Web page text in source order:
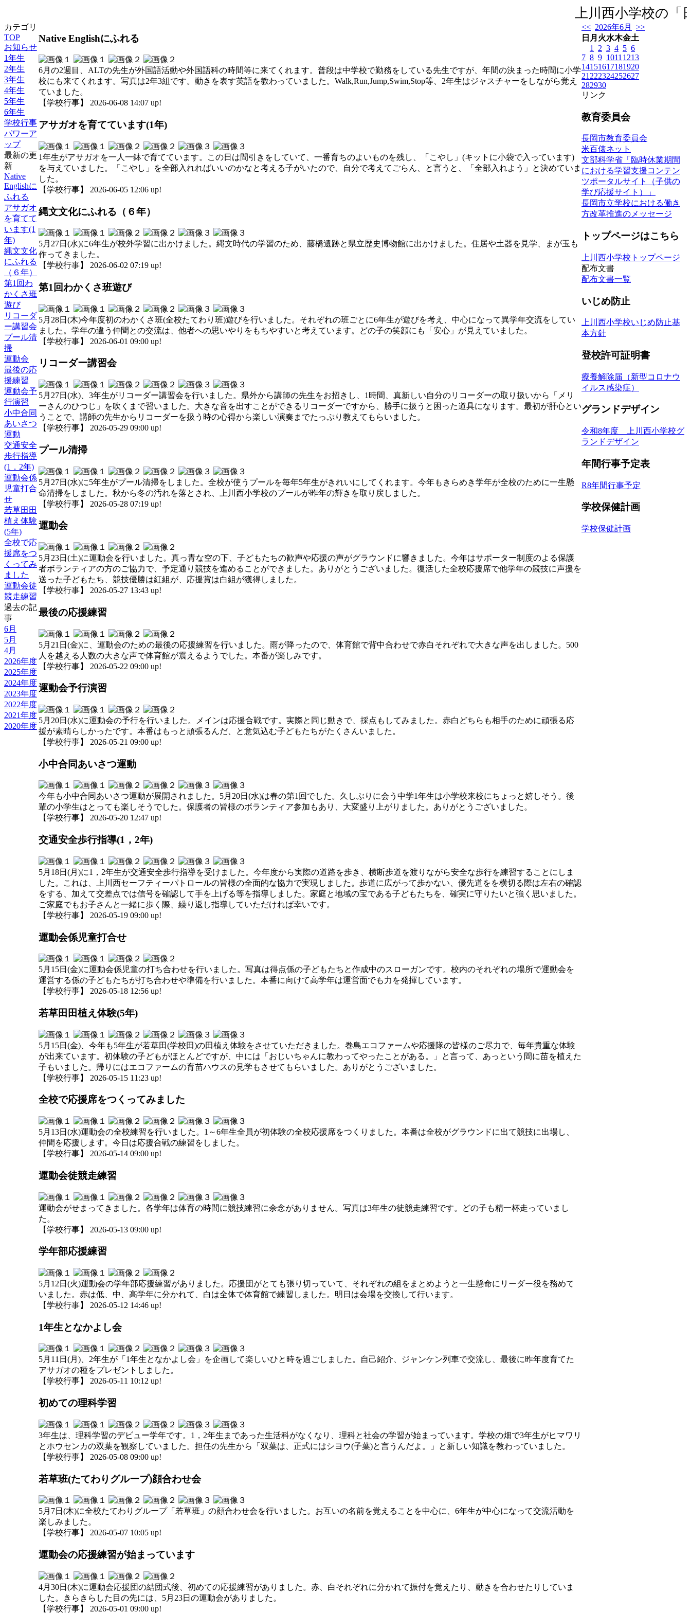
上川西小学校の「日
カテゴリ
TOP
お知らせ
1年生
2年生
3年生
4年生
5年生
6年生
学校行事
パワーア
ップ
最新の更
新
Native
Englishに
ふれる
アサガオ
を育てて
います(1
年)
縄文文化
にふれる
（６年）
第1回わ
かくさ班
遊び
リコーダ
ー講習会
プール清
掃
運動会
最後の応
援練習
運動会予
行演習
小中合同
あいさつ
運動
交通安全
歩行指導
(1，2年)
運動会係
児童打合
せ
若草田田
植え体験
(5年)
全校で応
援席をつ
くってみ
ました
運動会徒
競走練習
過去の記
事
6月
5月
4月
2026年度
2025年度
2024年度
2023年度
2022年度
2021年度
2020年度
Native Englishにふれる
6月の2週目、ALTの先生が外国語活動や外国語科の時間等に来てくれます。普段は中学校で勤務をしている先生ですが、年間の決まった時間に小学
校にも来てくれます。写真は2年3組です。動きを表す英語を教わっていました。Walk,Run,Jump,Swim,Stop等、2年生はジャスチャーをしながら覚え
ていました。
【学校行事】 2026-06-08 14:07 up!
アサガオを育てています(1年)
1年生がアサガオを一人一鉢で育てています。この日は間引きをしていて、一番育ちのよいものを残し、「こやし」(キットに小袋で入っています)
を与えていました。「こやし」を全部入れればいいのかなと考える子がいたので、自分で考えてごらん、と言うと、「全部入れよう」と決めていま
した。
【学校行事】 2026-06-05 12:06 up!
縄文文化にふれる（６年）
5月27日(水)に6年生が校外学習に出かけました。縄文時代の学習のため、藤橋遺跡と県立歴史博物館に出かけました。住居や土器を見学、まが玉も
作ってきました。
【学校行事】 2026-06-02 07:19 up!
第1回わかくさ班遊び
5月28日(木)今年度初のわかくさ班(全校たてわり班)遊びを行いました。それぞれの班ごとに6年生が遊びを考え、中心になって異学年交流をしてい
ました。学年の違う仲間との交流は、他者への思いやりをもちやすいと考えています。どの子の笑顔にも「安心」が見えていました。
【学校行事】 2026-06-01 09:00 up!
リコーダー講習会
5月27日(水)、3年生がリコーダー講習会を行いました。県外から講師の先生をお招きし、1時間、真新しい自分のリコーダーの取り扱いから「メリ
ーさんのひつじ」を吹くまで習いました。大きな音を出すことができるリコーダーですから、勝手に扱うと困った道具になります。最初が肝心とい
うことで、講師の先生からリコーダーを扱う時の心得から楽しい演奏までたっぷり教えてもらいました。
【学校行事】 2026-05-29 09:00 up!
プール清掃
5月27日(水)に5年生がプール清掃をしました。全校が使うプールを毎年5年生がきれいにしてくれます。今年もきらめき学年が全校のために一生懸
命清掃をしました。秋から冬の汚れを落とされ、上川西小学校のプールが昨年の輝きを取り戻しました。
【学校行事】 2026-05-28 07:19 up!
運動会
5月23日(土)に運動会を行いました。真っ青な空の下、子どもたちの歓声や応援の声がグラウンドに響きました。今年はサポーター制度のよる保護
者ボランティアの方のご協力で、予定通り競技を進めることができました。ありがとうございました。復活した全校応援席で他学年の競技に声援を
送った子どもたち、競技優勝は紅組が、応援賞は白組が獲得しました。
【学校行事】 2026-05-27 13:43 up!
最後の応援練習
5月21日(金)に、運動会のための最後の応援練習を行いました。雨が降ったので、体育館で背中合わせで赤白それぞれで大きな声を出しました。500
人を越える人数の大きな声で体育館が震えるようでした。本番が楽しみです。
【学校行事】 2026-05-22 09:00 up!
運動会予行演習
5月20日(水)に運動会の予行を行いました。メインは応援合戦です。実際と同じ動きで、採点もしてみました。赤白どちらも相手のために頑張る応
援が素晴らしかったです。本番はもっと頑張るんだ、と意気込む子どもたちがたくさんいました。
【学校行事】 2026-05-21 09:00 up!
小中合同あいさつ運動
今年も小中合同あいさつ運動が展開されました。5月20日(水)は春の第1回でした。久しぶりに会う中学1年生は小学校来校にちょっと嬉しそう。後
輩の小学生はとっても楽しそうでした。保護者の皆様のボランティア参加もあり、大変盛り上がりました。ありがとうございました。
【学校行事】 2026-05-20 12:47 up!
交通安全歩行指導(1，2年)
5月18日(月)に1，2年生が交通安全歩行指導を受けました。今年度から実際の道路を歩き、横断歩道を渡りながら安全な歩行を練習することにしま
した。これは、上川西セーフティーパトロールの皆様の全面的な協力で実現しました。歩道に広がって歩かない、優先道をを横切る際は左右の確認
をする、加えて交差点では信号を確認して手を上げる等を指導しました。家庭と地域の宝である子どもたちを、確実に守りたいと強く思いました。
ご家庭でもお子さんと一緒に歩く際、繰り返し指導していただければ幸いです。
【学校行事】 2026-05-19 09:00 up!
運動会係児童打合せ
5月15日(金)に運動会係児童の打ち合わせを行いました。写真は得点係の子どもたちと作成中のスローガンです。校内のそれぞれの場所で運動会を
運営する係の子どもたちが打ち合わせや準備を行いました。本番に向けて高学年は運営面でも力を発揮しています。
【学校行事】 2026-05-18 12:56 up!
若草田田植え体験(5年)
5月15日(金)、今年も5年生が若草田(学校田)の田植え体験をさせていただきました。巻島エコファームや応援隊の皆様のご尽力で、毎年貴重な体験
が出来ています。初体験の子どもがほとんどですが、中には「おじいちゃんに教わってやったことがある。」と言って、あっという間に苗を植えた
子もいました。帰りにはエコファームの育苗ハウスの見学もさせてもらいました。ありがとうございました。
【学校行事】 2026-05-15 11:23 up!
全校で応援席をつくってみました
5月13日(水)運動会の全校練習を行いました。1～6年生全員が初体験の全校応援席をつくりました。本番は全校がグラウンドに出て競技に出場し、
仲間を応援します。今日は応援合戦の練習をしました。
【学校行事】 2026-05-14 09:00 up!
運動会徒競走練習
運動会がせまってきました。各学年は体育の時間に競技練習に余念がありません。写真は3年生の徒競走練習です。どの子も精一杯走っていまし
た。
【学校行事】 2026-05-13 09:00 up!
学年部応援練習
5月12日(火)運動会の学年部応援練習がありました。応援団がとても張り切っていて、それぞれの組をまとめようと一生懸命にリーダー役を務めて
いました。赤は低、中、高学年に分かれて、白は全体で体育館で練習しました。明日は会場を交換して行います。
【学校行事】 2026-05-12 14:46 up!
1年生となかよし会
5月11日(月)、2年生が「1年生となかよし会」を企画して楽しいひと時を過ごしました。自己紹介、ジャンケン列車で交流し、最後に昨年度育てた
アサガオの種をプレゼントしました。
【学校行事】 2026-05-11 10:12 up!
初めての理科学習
3年生は、理科学習のデビュー学年です。1，2年生まであった生活科がなくなり、理科と社会の学習が始まっています。学校の畑で3年生がヒマワリ
とホウセンカの双葉を観察していました。担任の先生から「双葉は、正式にはシヨウ(子葉)と言うんだよ。」と新しい知識を教わっていました。
【学校行事】 2026-05-08 09:00 up!
若草班(たてわりグループ)顔合わせ会
5月7日(木)に全校たてわりグループ「若草班」の顔合わせ会を行いました。お互いの名前を覚えることを中心に、6年生が中心になって交流活動を
楽しみました。
【学校行事】 2026-05-07 10:05 up!
運動会の応援練習が始まっています
4月30日(木)に運動会応援団の結団式後、初めての応援練習がありました。赤、白それぞれに分かれて振付を覚えたり、動きを合わせたりしていま
した。きらきらした目の先には、5月23日の運動会がありました。
【学校行事】 2026-05-01 09:00 up!
<< 2026年6月
>>
日 月 火水木金土
1
2 3 4 5 6
7 8 9 1011 1213
14151617181920
21 222324252627
282930
リンク
教育委員会
長岡市教育委員会
米百俵ネット
文部科学省「臨時休業期間
における学習支援コンテン
ツポータルサイト（子供の
学び応援サイト）」
長岡市立学校における働き
方改革推進のメッセージ
トップページはこちら
上川西小学校トップページ
配布文書
配布文書一覧
いじめ防止
上川西小学校いじめ防止基
本方針
登校許可証明書
療養解除届（新型コロナウ
イルス感染症）
グランドデザイン
令和8年度 上川西小学校グ
ランドデザイン
年間行事予定表
R8年間行事予定
学校保健計画
学校保健計画